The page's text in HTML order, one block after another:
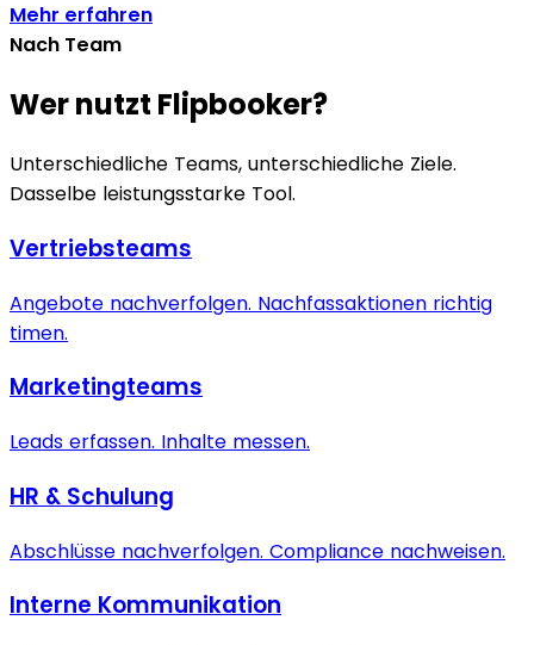
Mehr erfahren
Nach Team
Wer nutzt Flipbooker?
Unterschiedliche Teams, unterschiedliche Ziele.
Dasselbe leistungsstarke Tool.
Vertriebsteams
Angebote nachverfolgen. Nachfassaktionen richtig
timen.
Marketingteams
Leads erfassen. Inhalte messen.
HR & Schulung
Abschlüsse nachverfolgen. Compliance nachweisen.
Interne Kommunikation